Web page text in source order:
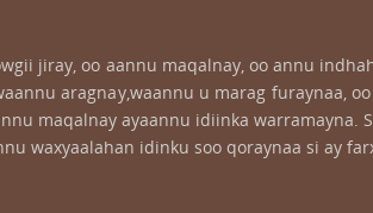
jiray, oo aannu maqalnay, oo annu
aragnay,waannu u marag furaynaa,
maqalnay ayaannu idiinka warramayna.
waxyaalahan idinku soo qoraynaa si ay